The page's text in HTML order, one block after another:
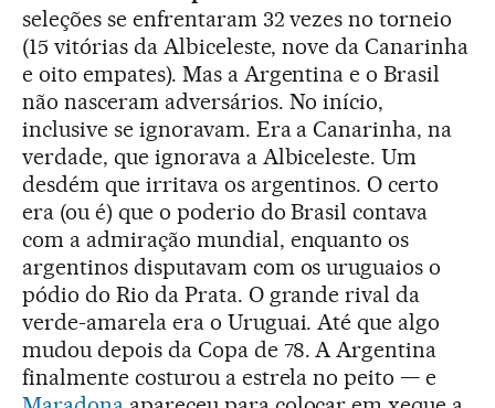
seleções se enfrentaram 32 vezes no torneio
(15 vitórias da Albiceleste, nove da Canarinha
e oito empates). Mas a Argentina e o Brasil
não nasceram adversários. No início,
inclusive se ignoravam. Era a Canarinha, na
verdade, que ignorava a Albiceleste. Um
desdém que irritava os argentinos. O certo
era (ou é) que o poderio do Brasil contava
com a admiração mundial, enquanto os
argentinos disputavam com os uruguaios o
pódio do Rio da Prata. O grande rival da
verde-amarela era o Uruguai. Até que algo
mudou depois da Copa de 78. A Argentina
finalmente costurou a estrela no peito — e